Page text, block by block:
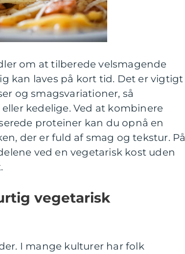
om at tilberede velsmagende
kan laves på kort tid. Det er vigtigt
og smagsvariationer, så
kedelige. Ved at kombinere
proteiner kan du opnå en
der er fuld af smag og tekstur. På
ved en vegetarisk kost uden
vegetarisk
I mange kulturer har folk